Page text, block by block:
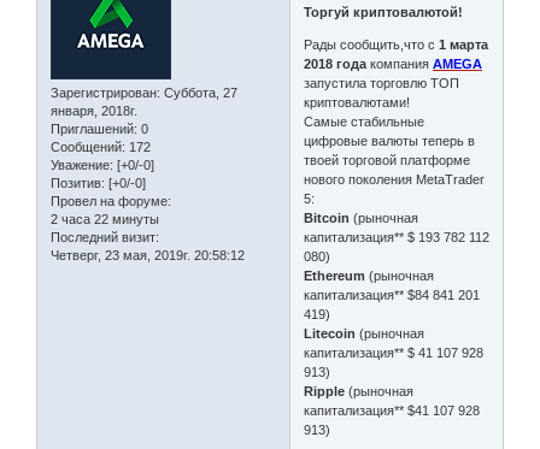
Зарегистрирован: Суббота, 27
января, 2018г.
Приглашений: 0
Сообщений: 172
Уважение: [+0/-0]
Позитив: [+0/-0]
Провел на форуме:
2 часа 22 минуты
Последний визит:
Четверг, 23 мая, 2019г. 20:58:12
Торгуй криптовалютой!
Рады сообщить,что с1 марта
2018 года компанияAMEGA
запустила торговлю ТОП
криптовалютами!
Самые стабильные
цифровые валюты теперь в
твоей торговой платформе
нового поколения MetaTrader
5:
Bitcoin (рыночная
капитализация** $ 193 782 112
080)
Ethereum (рыночная
капитализация** $84 841 201
419)
Litecoin (рыночная
капитализация** $ 41 107 928
913)
Ripple (рыночная
капитализация** $41 107 928
913)